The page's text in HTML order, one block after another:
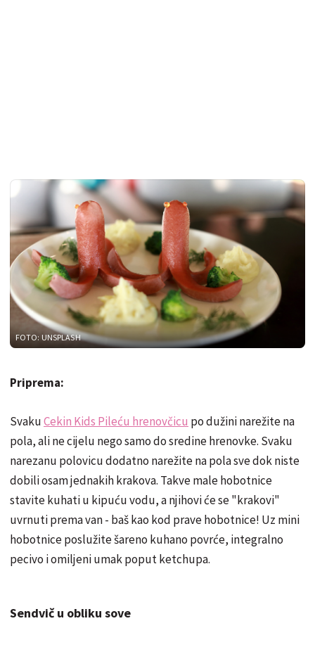
FOTO: UNSPLASH
Priprema:
SvakuCekin Kids Pileću hrenovčicu po dužini narežite na
pola, ali ne cijelu nego samo do sredine hrenovke. Svaku
narezanu polovicu dodatno narežite na pola sve dok niste
dobili osam jednakih krakova. Takve male hobotnice
stavite kuhati u kipuću vodu, a njihovi će se "krakovi"
uvrnuti prema van - baš kao kod prave hobotnice! Uz mini
hobotnice poslužite šareno kuhano povrće, integralno
pecivo i omiljeni umak poput ketchupa.
Sendvič u obliku sove